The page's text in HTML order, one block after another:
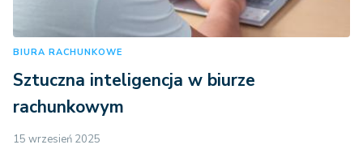
BIURA RACHUNKOWE
Sztuczna inteligencja w biurze
rachunkowym
15 wrzesień 2025